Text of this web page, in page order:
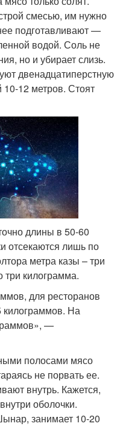
смесью, им нужно
подготавливают —
водой. Соль не
но и убирает слизь.
двенадцатиперстную
12 метров. Стоят
длины в 50-60
отсекаются лишь по
метра казы – три
три килограмма.
для ресторанов
килограммов. На
—
полосами мясо
не порвать ее.
внутрь. Кажется,
оболочки.
занимает 10-20